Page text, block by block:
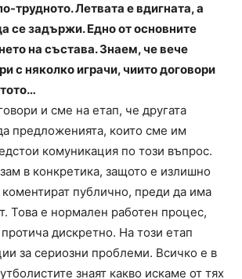
трудното. Летвата е вдигната, а
се задържи. Едно от основните
на състава. Знаем, че вече
с няколко играчи, чиито договори
и сме на етап, че другата
предложенията, които сме им
комуникация по този въпрос.
в конкретика, защото е излишно
публично, преди да има
Това е нормален работен процес,
дискретно. На този етап
за сериозни проблеми. Всичко е в
знаят какво искаме от тях